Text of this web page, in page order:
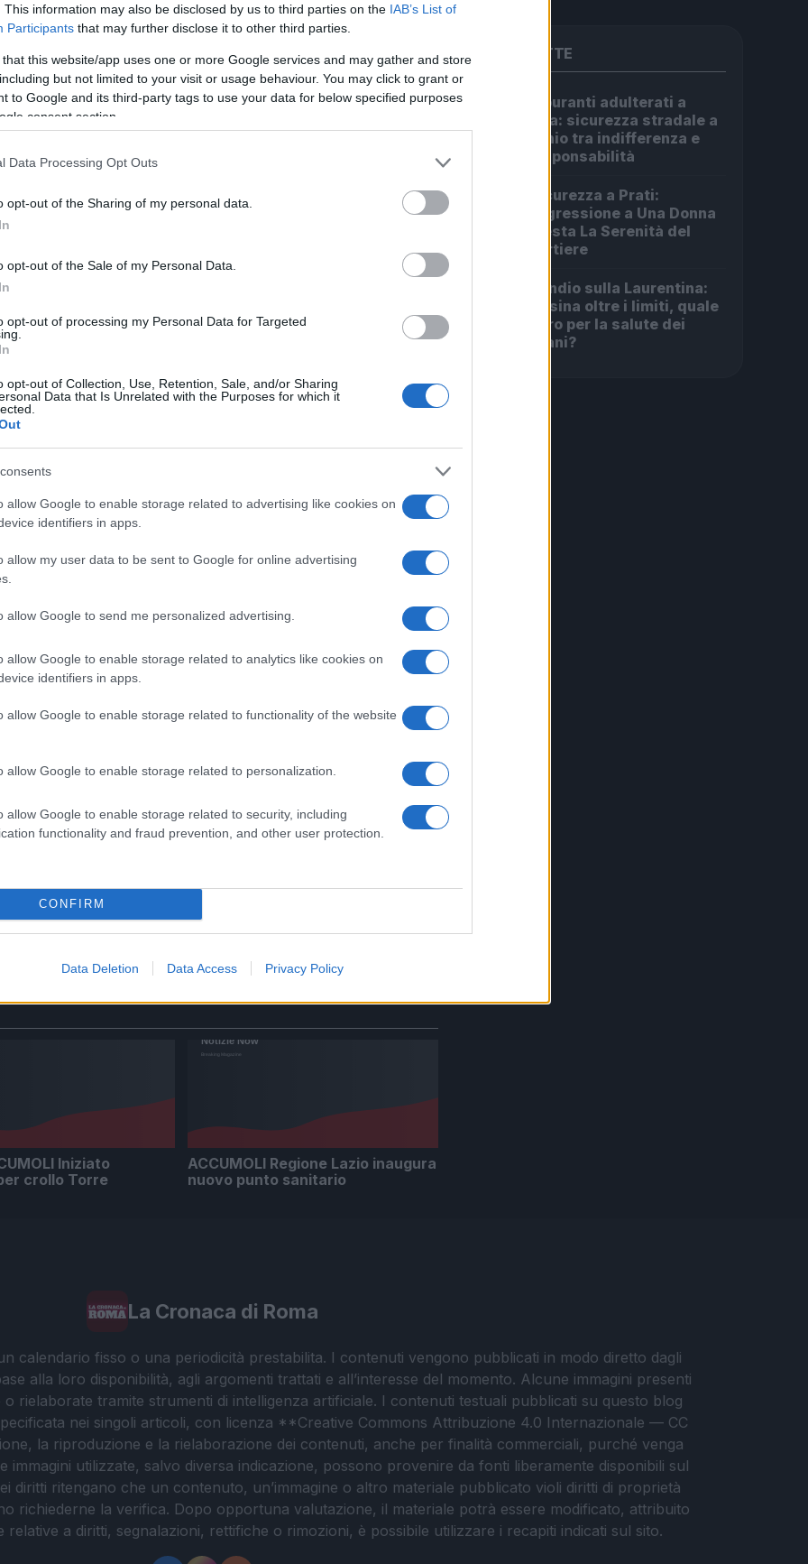
This information may also be disclosed by us to third parties on the IAB’s List of
Participants that may further disclose it to other third parties.
that this website/app uses one or more Google services and may gather and store
but not limited to your visit or usage behaviour. You may click to grant or
to Google and its third-party tags to use your data for below specified purposes
consent section.
Data Processing Opt Outs
opt-out of the Sharing of my personal data.
opt-out of the Sale of my Personal Data.
opt-out of processing my Personal Data for Targeted
opt-out of Collection, Use, Retention, Sale, and/or Sharing
Data that Is Unrelated with the Purposes for which it
allow Google to enable storage related to advertising like cookies on
identifiers in apps.
allow my user data to be sent to Google for online advertising
allow Google to send me personalized advertising.
allow Google to enable storage related to analytics like cookies on
identifiers in apps.
allow Google to enable storage related to functionality of the website
allow Google to enable storage related to personalization.
allow Google to enable storage related to security, including
functionality and fraud prevention, and other user protection.
CONFIRM
Data Deletion Data Access Privacy Policy
Nella giornata odierna il
visita ad Accumoli,
Rieti colpito dal sisma ne
a concedere nuove proroghe per la
a causa del sisma del 2016.Dobbiamo iniziare a
scadono i termini per la presentazione delle
Successiva
formazioni di Spal Lazio
di
SISMA ACCUMOLI Iniziato
Iniziato
crollo Torre
ACCUMOLI Regione Lazio inaugura
nuovo punto sanitario
PIÙ LETTE
Carburanti adulterati a
Roma: sicurezza stradale a
rischio tra indifferenza e
irresponsabilità
Insicurezza a Prati:
L’Aggressione a Una Donna
Funesta La Serenità del
Quartiere
Incendio sulla Laurentina:
diossina oltre i limiti, quale
futuro per la salute dei
romani?
La Cronaca di Roma
calendario fisso o una periodicità prestabilita. I contenuti vengono pubblicati in modo diretto dagli
alla loro disponibilità, agli argomenti trattati e all’interesse del momento. Alcune immagini presenti
rielaborate tramite strumenti di intelligenza artificiale. I contenuti testuali pubblicati su questo blog
nei singoli articoli, con licenza **Creative Commons Attribuzione 4.0 Internazionale — CC
la riproduzione e la rielaborazione dei contenuti, anche per finalità commerciali, purché venga
immagini utilizzate, salvo diversa indicazione, possono provenire da fonti liberamente disponibili sul
diritti ritengano che un contenuto, un’immagine o altro materiale pubblicato violi diritti di proprietà
richiederne la verifica. Dopo opportuna valutazione, il materiale potrà essere modificato, attribuito
a diritti, segnalazioni, rettifiche o rimozioni, è possibile utilizzare i recapiti indicati sul sito.